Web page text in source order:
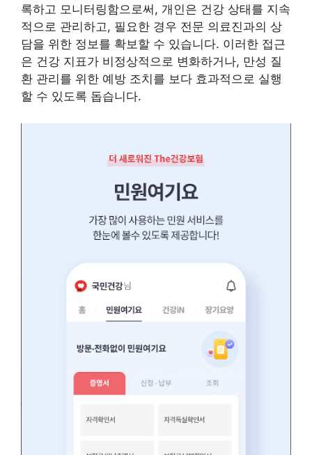
록하고 모니터링함으로써, 개인은 건강 상태를 지속
적으로 관리하고, 필요한 경우 전문 의료진과의 상
담을 위한 정보를 확보할 수 있습니다. 이러한 접근
은 건강 지표가 비정상적으로 변화하거나, 만성 질
환 관리를 위한 예방 조치를 보다 효과적으로 실행
할 수 있도록 돕습니다.